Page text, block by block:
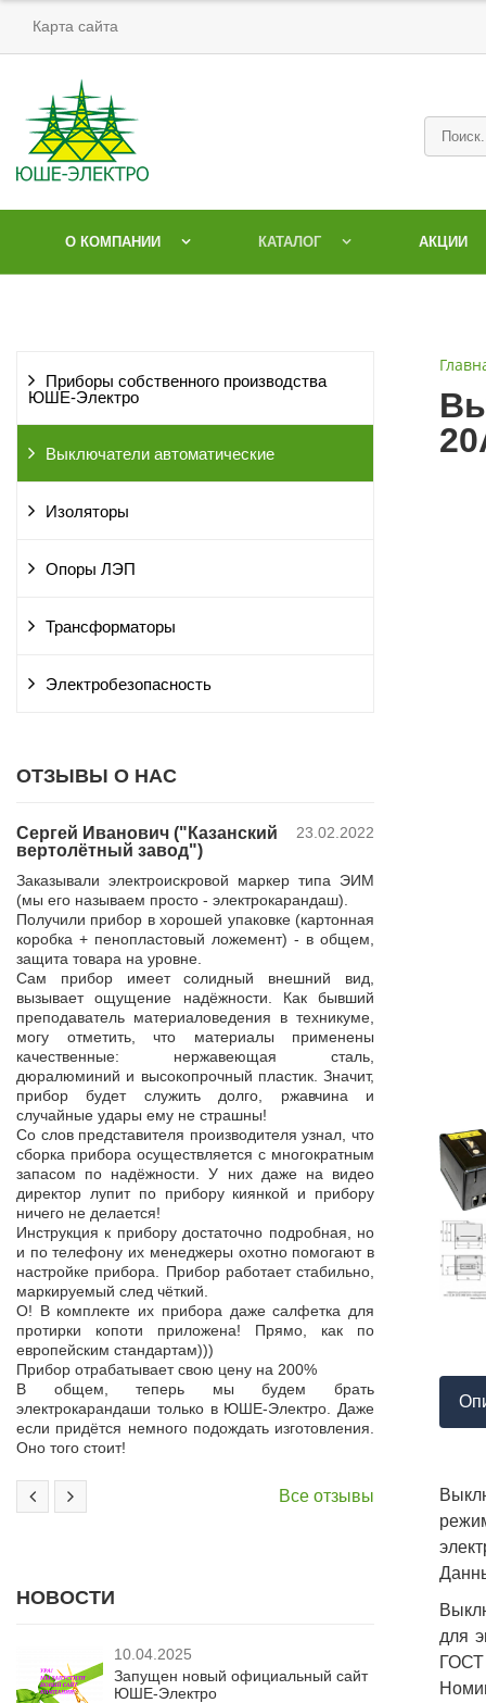
Карта сайта
О КОМПАНИИ КАТАЛОГ АКЦИИ
Приборы собственного производства
ЮШЕ-Электро
Выключатели автоматические
Изоляторы
Опоры ЛЭП
Трансформаторы
Электробезопасность
ОТЗЫВЫ О НАС
Сергей Иванович ("Казанский
вертолётный завод")
23.02.2022
Заказывали электроискровой маркер типа ЭИМ
(мы его называем просто - электрокарандаш).
Получили прибор в хорошей упаковке (картонная
коробка + пенопластовый ложемент) - в общем,
защита товара на уровне.
Сам прибор имеет солидный внешний вид,
вызывает ощущение надёжности. Как бывший
преподаватель материаловедения в техникуме,
могу отметить, что материалы применены
качественные: нержавеющая сталь,
дюралюминий и высокопрочный пластик. Значит,
прибор будет служить долго, ржавчина и
случайные удары ему не страшны!
Со слов представителя производителя узнал, что
сборка прибора осуществляется с многократным
запасом по надёжности. У них даже на видео
директор лупит по прибору киянкой и прибору
ничего не делается!
Инструкция к прибору достаточно подробная, но
и по телефону их менеджеры охотно помогают в
настройке прибора. Прибор работает стабильно,
маркируемый след чёткий.
О! В комплекте их прибора даже салфетка для
протирки копоти приложена! Прямо, как по
европейским стандартам)))
Прибор отрабатывает свою цену на 200%
В общем, теперь мы будем брать
электрокарандаши только в ЮШЕ-Электро. Даже
если придётся немного подождать изготовления.
Оно того стоит!
Владимир
Компания
110 кВ для
Продукция
Наоборот,
качества,
На
впервые
Приятно
поставщиком!
Все отзывы
НОВОСТИ
10.04.2025
Запущен новый официальный сайт
ЮШЕ-Электро
для
ГОСТ